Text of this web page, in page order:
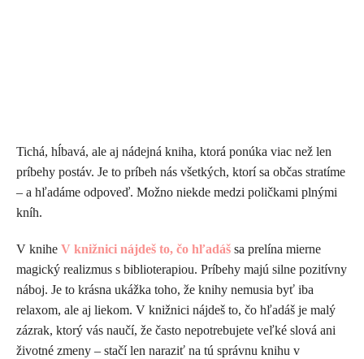
Tichá, hĺbavá, ale aj nádejná kniha, ktorá ponúka viac než len
príbehy postáv. Je to príbeh nás všetkých, ktorí sa občas stratíme
– a hľadáme odpoveď. Možno niekde medzi poličkami plnými
kníh.
V knihe V knižnici nájdeš to, čo hľadáš sa prelína mierne
magický realizmus s biblioterapiou. Príbehy majú silne pozitívny
náboj. Je to krásna ukážka toho, že knihy nemusia byť iba
relaxom, ale aj liekom. V knižnici nájdeš to, čo hľadáš je malý
zázrak, ktorý vás naučí, že často nepotrebujete veľké slová ani
životné zmeny – stačí len naraziť na tú správnu knihu v